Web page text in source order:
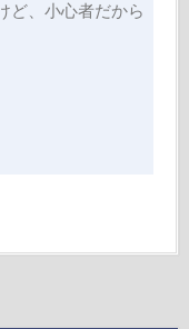
ど、小心者だから